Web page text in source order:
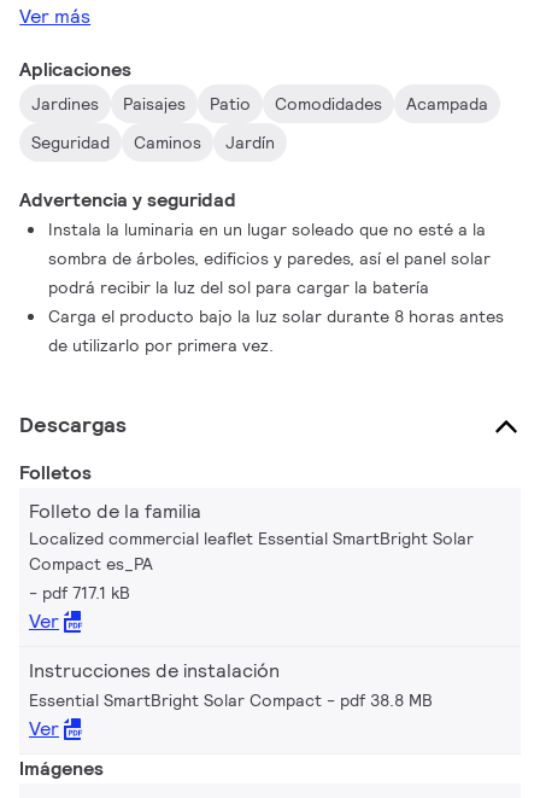
Ver más
Aplicaciones
Jardines Paisajes Patio Comodidades
Acampada
Seguridad
Caminos Jardín
Advertencia y seguridad
Instala la luminaria en un lugar soleado que no esté a la
sombra de árboles, edificios y paredes, así el panel solar
podrá recibir la luz del sol para cargar la batería
Carga el producto bajo la luz solar durante 8 horas antes
de utilizarlo por primera vez.
Descargas
Folletos
Folleto de la familia
Localized commercial leaflet Essential SmartBright Solar
Compact es_PA
pdf 717.1 kB
Ver
Instrucciones de instalación
Essential SmartBright Solar Compact pdf 38.8 MB
Ver
Imágenes